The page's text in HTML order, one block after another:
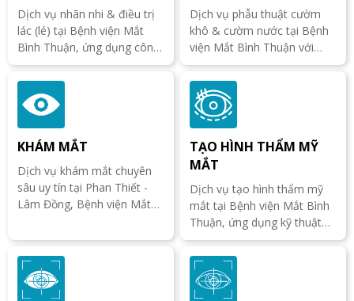
Dịch vụ nhãn nhi & điều trị
lác (lé) tại Bệnh viện Mắt
Bình Thuận, ứng dụng công
nghệ hiện đại cùng bác sĩ
chuyên khoa giúp trẻ cải
thiện thị lực an toàn.
Dịch vụ phẫu thuật cườm
khô & cườm nước tại Bệnh
viện Mắt Bình Thuận với
công nghệ hiện đại, đội ngũ
bác sĩ giàu kinh nghiệm,
chăm sóc an toàn & hiệu
quả.
KHÁM MẮT
Dịch vụ khám mắt chuyên
sâu uy tín tại Phan Thiết -
Lâm Đồng, Bệnh viện Mắt
pháp chăm sóc thị lực toàn
diện, an toàn và hiện đại.
TẠO HÌNH THẨM MỸ
MẮT
Dịch vụ tạo hình thẩm mỹ
mắt tại Bệnh viện Mắt Bình
Thuận, ứng dụng kỹ thuật
hiện đại, an toàn và tinh tế
giúp cải thiện thẩm mỹ và
bảo vệ thị lực lâu dài.